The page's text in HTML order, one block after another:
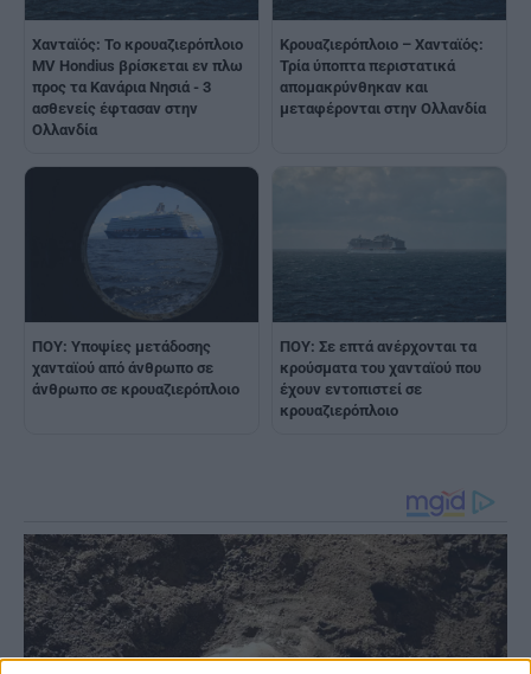
Χανταϊός: Το κρουαζιερόπλοιο
MV Hondius βρίσκεται εν πλω
προς τα Κανάρια Νησιά - 3
ασθενείς έφτασαν στην
Ολλανδία
Κρουαζιερόπλοιο – Χανταϊός:
Τρία ύποπτα περιστατικά
απομακρύνθηκαν και
μεταφέρονται στην Ολλανδία
ΠΟΥ: Υποψίες μετάδοσης
χανταϊού από άνθρωπο σε
άνθρωπο σε κρουαζιερόπλοιο
ΠΟΥ: Σε επτά ανέρχονται τα
κρούσματα του χανταϊού που
έχουν εντοπιστεί σε
κρουαζιερόπλοιο